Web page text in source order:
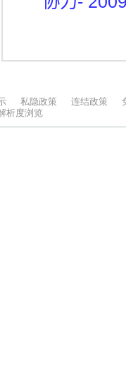
私隐政策 连结政策
析度浏览